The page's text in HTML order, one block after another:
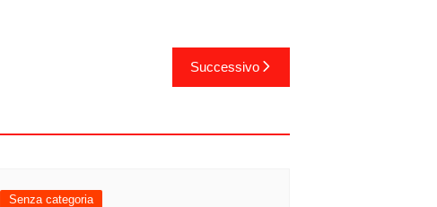
Successivo
Senza categoria